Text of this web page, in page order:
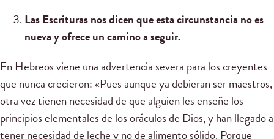
Las Escrituras nos dicen que esta circunstancia no es
nueva y ofrece un camino a seguir.
En Hebreos viene una advertencia severa para los creyentes
que nunca crecieron: «Pues aunque ya debieran ser maestros,
otra vez tienen necesidad de que alguien les enseñe los
principios elementales de los oráculos de Dios, y han llegado a
tener necesidad de leche y no de alimento sólido. Porque